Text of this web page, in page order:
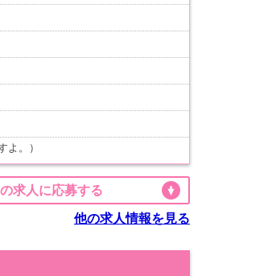
よ。）
求人に応募する
他の求人情報を見る